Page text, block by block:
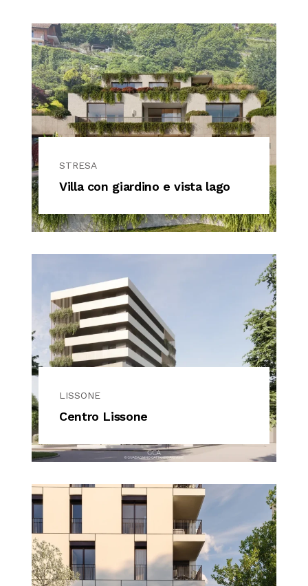
LISSONE
MONZA
MILANO
RHO
VAREDO
SEREGNO
SESTO SAN GIOVANNI
STRESA
ZEROPENSIERI
CHI SIAMO
CONTATTI
STRESA
Villa con giardino e vista lago
LISSONE
Centro Lissone